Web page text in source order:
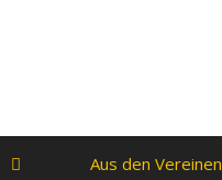
Aus den Vereinen